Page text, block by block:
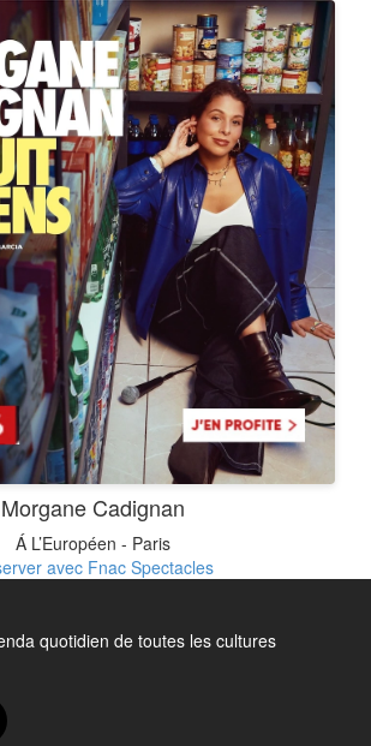
Morgane Cadignan
Á L’Européen - Paris
avec Fnac Spectacles
quotidien de toutes les cultures